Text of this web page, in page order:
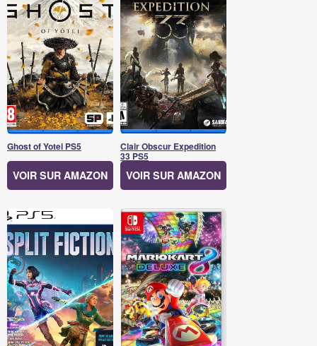
Ghost of Yotei PS5
VOIR SUR AMAZON
Clair Obscur Expedition
33 PS5
VOIR SUR AMAZON